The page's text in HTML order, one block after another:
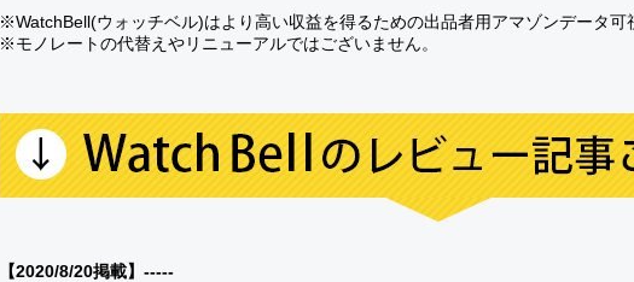
※WatchBell(ウォッチベル)はより高い収益を得るための出品者用アマゾンデータ可
※モノレートの代替えやリニューアルではございません。
【2020/8/20掲載】-----